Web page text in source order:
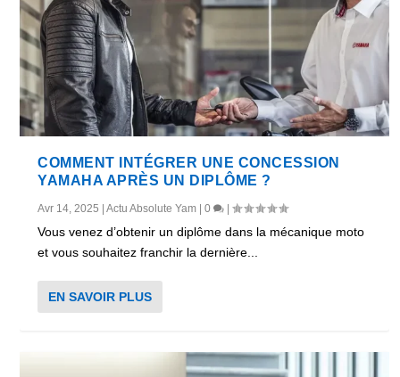
COMMENT INTÉGRER UNE CONCESSION
YAMAHA APRÈS UN DIPLÔME ?
Avr 14, 2025 |Actu Absolute Yam |0 |
Vous venez d’obtenir un diplôme dans la mécanique moto
et vous souhaitez franchir la dernière...
EN SAVOIR PLUS